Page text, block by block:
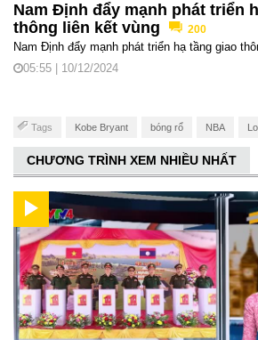
Nam Định đẩy mạnh phát triển
thông liên kết vùng
200
Nam Định đẩy mạnh phát triển hạ tầng giao
05:55 | 10/12/2024
Tags Kobe Bryant bóng rổ NBA
CHƯƠNG TRÌNH XEM NHIỀU NHẤT